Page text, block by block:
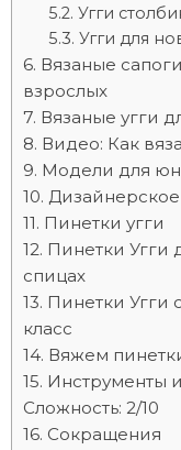
Угги
Угги для
Вязаные
взрослых
Вязаные угги
Видео: Как
Модели для
Пинетки угги
Пинетки Угги
спицах
Пинетки Угги
класс
Вяжем
Инструменты
Сложность: 2/10
Сокращения